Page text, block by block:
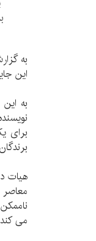
به
این جایزه 12هزار و 500 یورویی در
به
برای
هیات
می